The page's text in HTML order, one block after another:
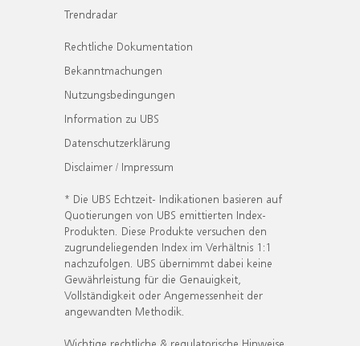
Trendradar
Rechtliche Dokumentation
Bekanntmachungen
Nutzungsbedingungen
Information zu UBS
Datenschutzerklärung
Disclaimer / Impressum
* Die UBS Echtzeit- Indikationen basieren auf
Quotierungen von UBS emittierten Index-
Produkten. Diese Produkte versuchen den
zugrundeliegenden Index im Verhältnis 1:1
nachzufolgen. UBS übernimmt dabei keine
Gewährleistung für die Genauigkeit,
Vollständigkeit oder Angemessenheit der
angewandten Methodik.